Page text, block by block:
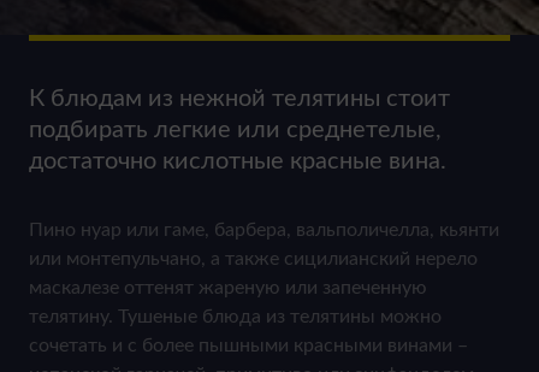
К блюдам из нежной телятины стоит
подбирать легкие или среднетелые,
достаточно кислотные красные вина.
Пино нуар или гаме, барбера, вальполичелла, кьянти
или монтепульчано, а также сицилианский нерело
маскалезе оттенят жареную или запеченную
телятину. Тушеные блюда из телятины можно
сочетать и с более пышными красными винами –